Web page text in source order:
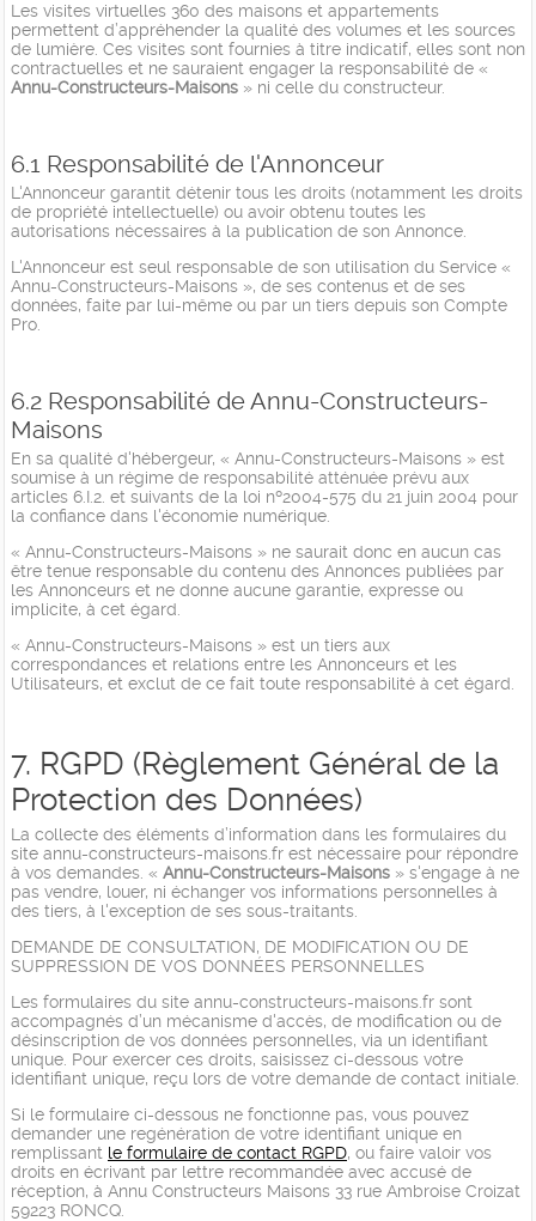
Les visites virtuelles 360 des maisons et appartements
permettent d’appréhender la qualité des volumes et les sources
de lumière. Ces visites sont fournies à titre indicatif, elles sont non
contractuelles et ne sauraient engager la responsabilité de «
Annu-Constructeurs-Maisons » ni celle du constructeur.
6.1 Responsabilité de l'Annonceur
L'Annonceur garantit détenir tous les droits (notamment les droits
de propriété intellectuelle) ou avoir obtenu toutes les
autorisations nécessaires à la publication de son Annonce.
L'Annonceur est seul responsable de son utilisation du Service «
Annu-Constructeurs-Maisons », de ses contenus et de ses
données, faite par lui-même ou par un tiers depuis son Compte
Pro.
6.2 Responsabilité de Annu-Constructeurs-
Maisons
En sa qualité d'hébergeur, « Annu-Constructeurs-Maisons » est
soumise à un régime de responsabilité atténuée prévu aux
articles 6.I.2. et suivants de la loi nº2004-575 du 21 juin 2004 pour
la confiance dans l'économie numérique.
« Annu-Constructeurs-Maisons » ne saurait donc en aucun cas
être tenue responsable du contenu des Annonces publiées par
les Annonceurs et ne donne aucune garantie, expresse ou
implicite, à cet égard.
« Annu-Constructeurs-Maisons » est un tiers aux
correspondances et relations entre les Annonceurs et les
Utilisateurs, et exclut de ce fait toute responsabilité à cet égard.
7. RGPD (Règlement Général de la
Protection des Données)
La collecte des éléments d’information dans les formulaires du
site annu-constructeurs-maisons.fr est nécessaire pour répondre
à vos demandes. « Annu-Constructeurs-Maisons » s'engage à ne
pas vendre, louer, ni échanger vos informations personnelles à
des tiers, à l'exception de ses sous-traitants.
DEMANDE DE CONSULTATION, DE MODIFICATION OU DE
SUPPRESSION DE VOS DONNÉES PERSONNELLES
Les formulaires du site annu-constructeurs-maisons.fr sont
accompagnés d’un mécanisme d'accès, de modification ou de
désinscription de vos données personnelles, via un identifiant
unique. Pour exercer ces droits, saisissez ci-dessous votre
identifiant unique, reçu lors de votre demande de contact initiale.
Si le formulaire ci-dessous ne fonctionne pas, vous pouvez
demander une regénération de votre identifiant unique en
remplissant le formulaire de contact RGPD, ou faire valoir vos
droits en écrivant par lettre recommandée avec accusé de
réception, à Annu Constructeurs Maisons 33 rue Ambroise Croizat
59223 RONCQ.